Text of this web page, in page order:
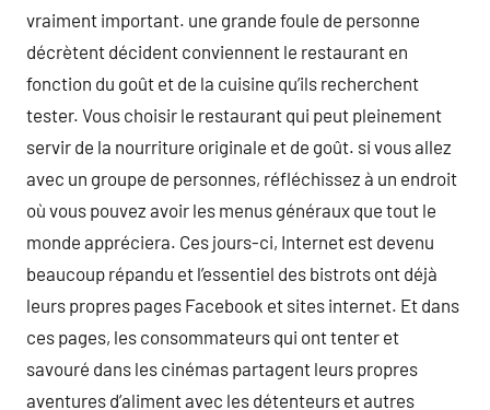
vraiment important. une grande foule de personne
décrètent décident conviennent le restaurant en
fonction du goût et de la cuisine qu’ils recherchent
tester. Vous choisir le restaurant qui peut pleinement
servir de la nourriture originale et de goût. si vous allez
avec un groupe de personnes, réfléchissez à un endroit
où vous pouvez avoir les menus généraux que tout le
monde appréciera. Ces jours-ci, Internet est devenu
beaucoup répandu et l’essentiel des bistrots ont déjà
leurs propres pages Facebook et sites internet. Et dans
ces pages, les consommateurs qui ont tenter et
savouré dans les cinémas partagent leurs propres
aventures d’aliment avec les détenteurs et autres